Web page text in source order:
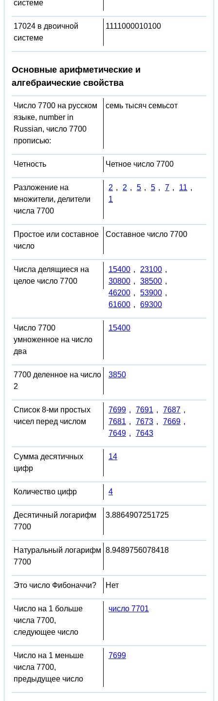
системе
17024 в двоичной
системе
1111000010100
Основные арифметические и
алгебраические свойства
Число 7700 на русском
языке, number in
Russian, число 7700
прописью:
семь тысяч семьсот
Четность Четное число 7700
Разложение на
множители, делители
числа 7700
2 , 2 , 5 , 5 , 7 , 11 ,
1
Простое или составное
число
Составное число 7700
Числа делящиеся на
целое число 7700
15400 , 23100 ,
30800 , 38500 ,
46200 , 53900 ,
61600 , 69300
Число 7700
умноженное на число
два
15400
7700 деленное на число
2
3850
Список 8-ми простых
чисел перед числом
7699 , 7691 , 7687 ,
7681 , 7673 , 7669 ,
7649 , 7643
Сумма десятичных
цифр
14
Количество цифр 4
Десятичный логарифм
7700
3.8864907251725
Натуральный логарифм
7700
8.9489756078418
Это число Фибоначчи? Нет
Число на 1 больше
числа 7700,
следующее число
число 7701
Число на 1 меньше
числа 7700,
предыдущее число
7699